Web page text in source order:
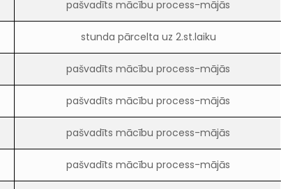
pašvadīts mācību process-mājās
stunda pārcelta uz 2.st.laiku
pašvadīts mācību process-mājās
pašvadīts mācību process-mājās
pašvadīts mācību process-mājās
pašvadīts mācību process-mājās